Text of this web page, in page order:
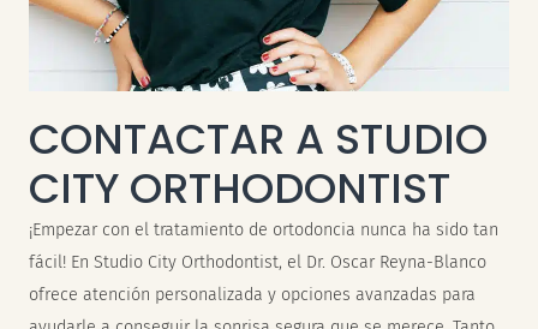
CONTACTAR A STUDIO
CITY ORTHODONTIST
¡Empezar con el tratamiento de ortodoncia nunca ha sido tan
fácil! En Studio City Orthodontist, el Dr. Oscar Reyna-Blanco
ofrece atención personalizada y opciones avanzadas para